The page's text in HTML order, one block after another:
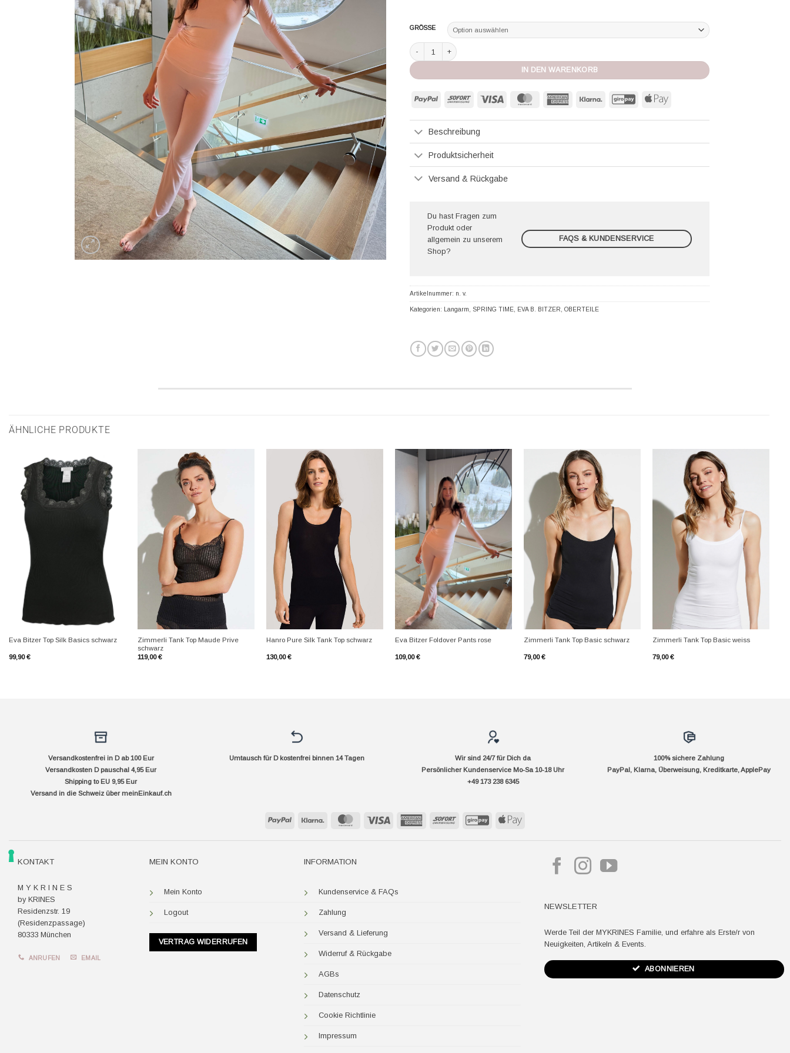
GRÖSSE
Eva Bitzer Bateau Top rose Menge
IN DEN WARENKORB
PayPal Sofort Visa MasterCard American
Klarna GiroPay Apple
Beschreibung
Produktsicherheit
Versand & Rückgabe
Du hast Fragen zum
Produkt oder
allgemein zu unserem
Shop?
FAQS & KUNDENSERVICE
Artikelnummer: n. v.
Kategorien: Langarm SPRING TIME EVA B. BITZER OBERTEILE
ÄHNLICHE PRODUKTE
+
Eva Bitzer Top Silk Basics schwarz
99,90€
Zimmerli Tank Top Maude Prive
schwarz
119,00€
+
Hanro Pure Silk Tank Top schwarz
130,00€
+
Eva Bitzer Foldover Pants rose
109,00€
Zimmerli Tank Top Basic schwarz
79,00€
Zimmerli Tank Top Basic weiss
79,00€
Versandkostenfrei in D ab 100 Eur
Versandkosten D pauschal 4,95 Eur
Shipping to EU 9,95 Eur
Versand in die Schweiz über meinEinkauf.ch
Umtausch für D kostenfrei binnen 14 Tagen
Wir sind 24/7 für Dich da
Persönlicher Kundenservice Mo-Sa 10-18 Uhr
+49 173 238 6345
100% sichere Zahlung
PayPal, Klarna, Überweisung, Kreditkarte, ApplePay
PayPal Klarna MasterCard Visa
AmericanSofort GiroPay Apple
KONTAKT
M Y K R I N E S
by KRINES
Residenzstr. 19
(Residenzpassage)
80333 München
ANRUFEN EMAIL
MEIN KONTO
Mein Konto
Logout
VERTRAG WIDERRUFEN
INFORMATION
Kundenservice & FAQs
Zahlung
Versand & Lieferung
Widerruf & Rückgabe
AGBs
Datenschutz
Cookie Richtlinie
Impressum
NEWSLETTER
Werde Teil der MYKRINES Familie, und erfahre als Erste/r von
Neuigkeiten, Artikeln & Events.
ABONNIEREN